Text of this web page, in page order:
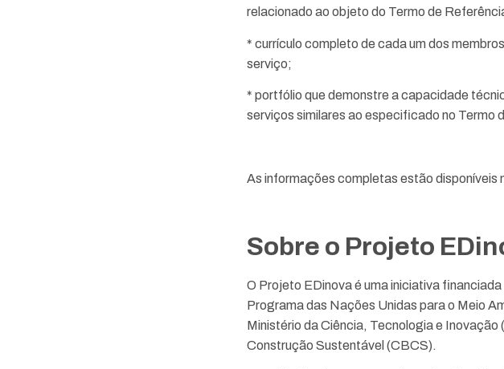
relacionado ao objeto do Termo de
* currículo completo de cada um dos
serviço;
* portfólio que demonstre a capacidade
serviços similares ao especificado no Termo
As informações completas estão disponíveis
Sobre o Projeto
O Projeto EDinova é uma iniciativa
Programa das Nações Unidas para o Meio
Ministério da Ciência, Tecnologia e
Construção Sustentável (CBCS).